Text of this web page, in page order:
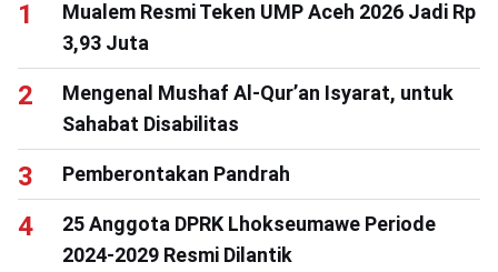
Mualem Resmi Teken UMP Aceh 2026 Jadi Rp
3,93 Juta
Mengenal Mushaf Al-Qur’an Isyarat, untuk
Sahabat Disabilitas
Pemberontakan Pandrah
25 Anggota DPRK Lhokseumawe Periode
2024-2029 Resmi Dilantik